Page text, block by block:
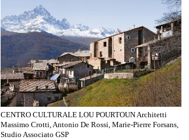
CENTRO CULTURALE LOU POURTOUN Architetti
Massimo Crotti, Antonio De Rossi, Marie-Pierre Forsans,
Studio Associato GSP